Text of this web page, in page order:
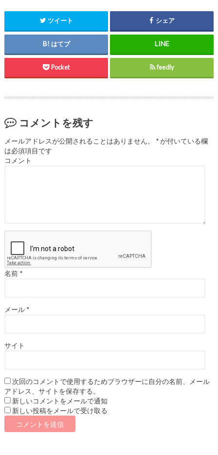
ツイート シェア
はてブ
Pocket feedly
コメントを残す
メールアドレスが公開されることはありません。 *が付いている欄
は必須項目です
コメント
名前 *
メール *
サイト
次回のコメントで使用するためブラウザーに自分の名前、メール
アドレス、サイトを保存する。
新しいコメントをメールで通知
新しい投稿をメールで受け取る